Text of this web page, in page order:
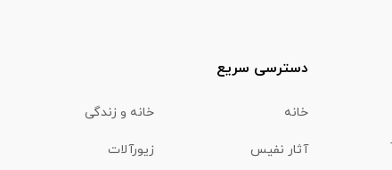
دسترسی سریع
خانه خانه و زندگی
آثار نفیس زیورآلات